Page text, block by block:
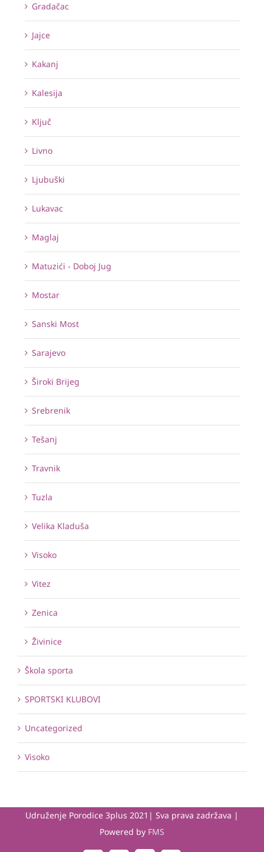
Gradačac
Jajce
Kakanj
Kalesija
Ključ
Livno
Ljubuški
Lukavac
Maglaj
Matuzići - Doboj Jug
Mostar
Sanski Most
Sarajevo
Široki Brijeg
Srebrenik
Tešanj
Travnik
Tuzla
Velika Kladuša
Visoko
Vitez
Zenica
Živinice
Škola sporta
SPORTSKI KLUBOVI
Uncategorized
Visoko
Udruženje Porodice 3plus 2021| Sva prava zadržava |
Powered by FMS